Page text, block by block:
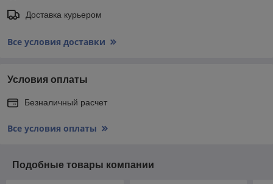
Доставка курьером
Все условия доставки
Условия оплаты
Безналичный расчет
Все условия оплаты
Подобные товары компании